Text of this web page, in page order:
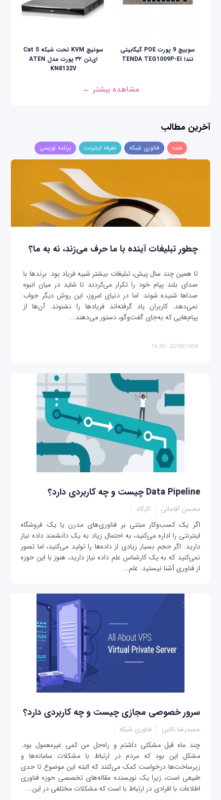
سوییچ 9 پورت POE گیگابیتی
تندا TENDA TEG1009P-EI
سوئیچ KVM تحت شبکه Cat 5
ای‌تن ۳۲ پورت مدل ATEN
KN8132V
مشاهده بیشتر ←
آخرین مطالب
همه فناوری شبکه تعرفه اینترنت برنامه نویسی
چطور تبلیغات آینده با ما حرف می‌زند، نه به ما؟
تا همین چند سال پیش، تبلیغات بیشتر شبیه فریاد بود. برندها با
صدای بلند پیام خود را تکرار می‌کردند تا شاید در میان انبوه
صداها شنیده شوند. اما در دنیای امروز، این روش دیگر جواب
نمی‌دهد. کاربران یاد گرفته‌اند فریادها را نشنوند. آن‌ها از
پیام‌هایی که به‌جای گفت‌وگو، دستور می‌دهند...
22/08/1404 - 16:30
Data Pipeline چیست و چه کاربردی دارد؟
محسن آقاجانی کارگاه
اگر یک کسب‌و‌کار مبتنی بر فناوری‌های مدرن یا یک فروشگاه
اینترنتی را اداره می‌کنید، به احتمال زیاد به یک دانشمند داده نیاز
دارید. اگر حجم بسیار زیادی از داده‌ها را تولید می‌کنید، اما تصور
نمی‌کنید که به یک کارشناس علم داده‌ نیاز دارید، هنوز با این حوزه
از فناوری آشنا نیستید. علم...
سرور خصوصی مجازی چیست و چه کاربردی دارد؟
حمیدرضا تائبی فناوری شبکه
چند ماه قبل مشکلی داشتم و راه‌حل من کمی غیرمعمول بود.
مشكل این بود كه مردم در ارتباط با مشکلات سامانه‌ها و
زیرساخت‌ها درخواست کمک می‌کنند که البته این موضوع تا حدی
طبیعی است، زیرا یک نویسنده مقاله‌های تخصصی حوزه فناوری
اطلاعات با افرادی در ارتباط با است که مشکلات مختلفی در این...